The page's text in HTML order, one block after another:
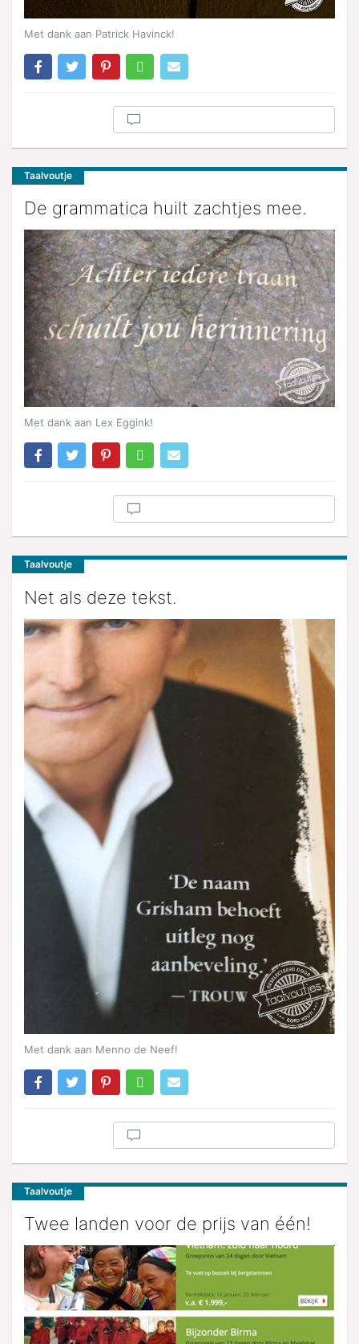
Met dank aan Patrick Havinck!
Taalvoutje
De grammatica huilt zachtjes mee.
Met dank aan Lex Eggink!
Taalvoutje
Net als deze tekst.
Met dank aan Menno de Neef!
Taalvoutje
Twee landen voor de prijs van één!